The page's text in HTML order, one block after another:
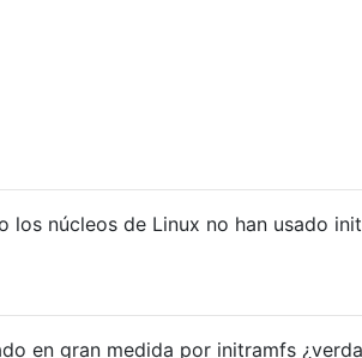
los núcleos de Linux no han usado
en gran medida por initramfs